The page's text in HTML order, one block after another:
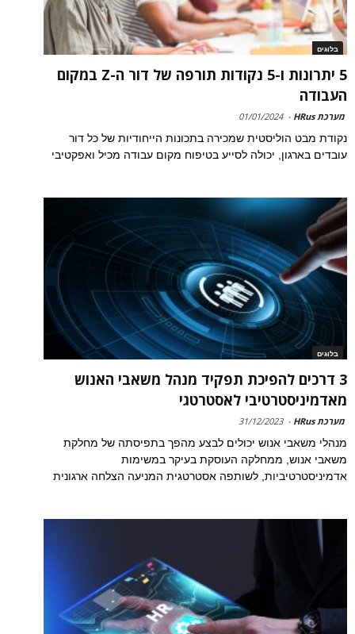
בלוגים
5 יתרונות ו-5 נקודות תורפה של דור ה-Z במקום
העבודה
מערכת HRus -
01/01/2024
נקודת מבט הוליסטית שמכירה בתכונות הייחודיות של כל דור
עובדים בארגון, יכולה לסייע בטיפוח מקום עבודה מכיל ואפקטיבי
בלוגים
3 דרכים להפיכת תפקיד מנהל משאבי האנוש
מאדמיניסטרטיבי לאסטרטגי
מערכת HRus -
31/12/2023
מנהלי משאבי אנוש יכולים לבצע מהפך בתפיסתה של מחלקת
משאבי אנוש, ממחלקה העוסקת בעיקר במשימות
אדמיניסטרטיביות, לשותפה אסטרטגית המניעה הצלחה ארגונית